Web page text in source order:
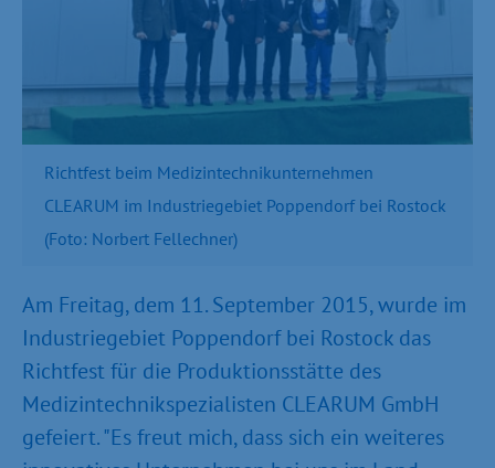
Richtfest beim Medizintechnikunternehmen
CLEARUM im Industriegebiet Poppendorf bei Rostock
(Foto: Norbert Fellechner)
Am Freitag, dem 11. September 2015, wurde im
Industriegebiet Poppendorf bei Rostock das
Richtfest für die Produktionsstätte des
Medizintechnikspezialisten CLEARUM GmbH
gefeiert. "Es freut mich, dass sich ein weiteres